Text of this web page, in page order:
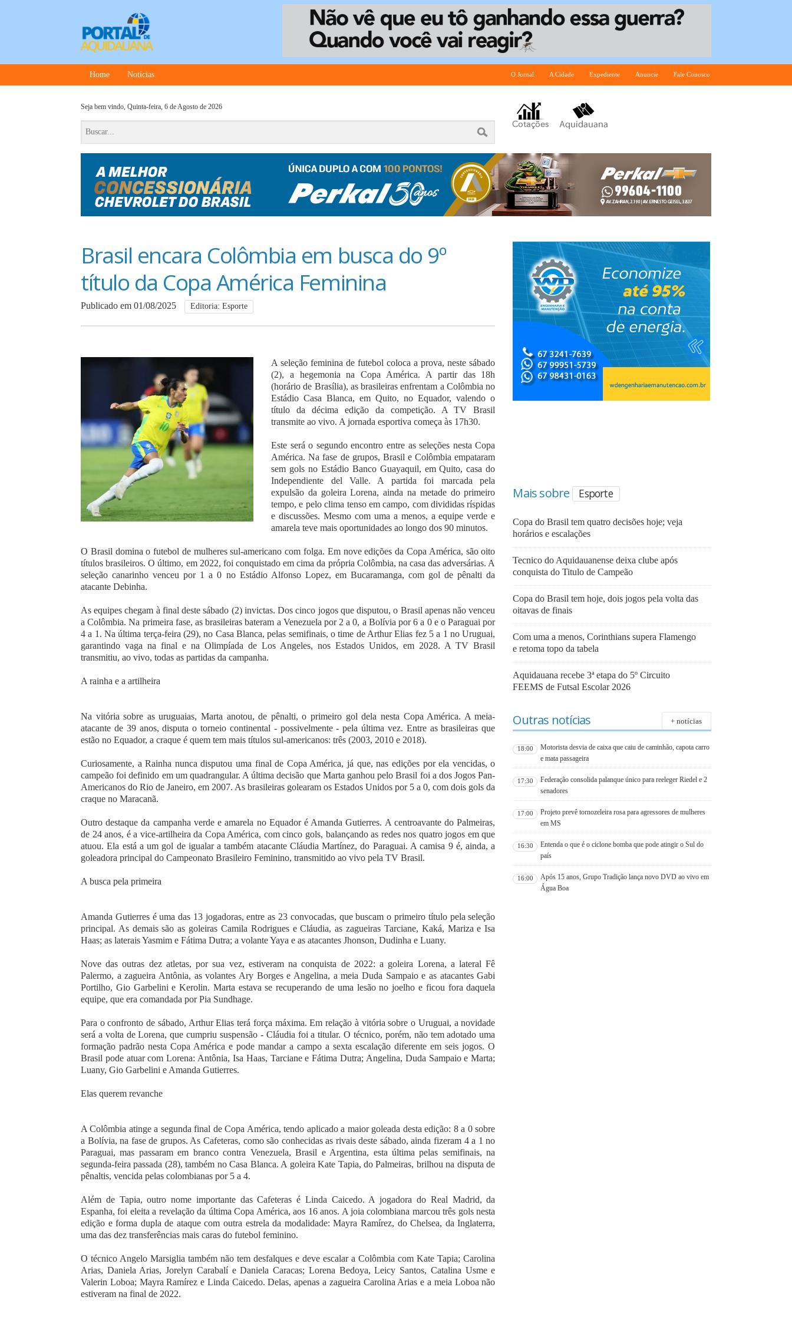
Home Notícias O Jornal A Cidade Expediente Anuncie Fale Conosco
Seja bem vindo, Quinta-feira, 6 de Agosto de 2026
Brasil encara Colômbia em busca do 9º
título da Copa América Feminina
Publicado em 01/08/2025 Editoria: Esporte
A seleção feminina de futebol coloca a prova, neste sábado
(2), a hegemonia na Copa América. A partir das 18h
(horário de Brasília), as brasileiras enfrentam a Colômbia no
Estádio Casa Blanca, em Quito, no Equador, valendo o
título da décima edição da competição. A TV Brasil
transmite ao vivo. A jornada esportiva começa às 17h30.
Este será o segundo encontro entre as seleções nesta Copa
América. Na fase de grupos, Brasil e Colômbia empataram
sem gols no Estádio Banco Guayaquil, em Quito, casa do
Independiente del Valle. A partida foi marcada pela
expulsão da goleira Lorena, ainda na metade do primeiro
tempo, e pelo clima tenso em campo, com divididas ríspidas
e discussões. Mesmo com uma a menos, a equipe verde e
amarela teve mais oportunidades ao longo dos 90 minutos.
O Brasil domina o futebol de mulheres sul-americano com folga. Em nove edições da Copa América, são oito
títulos brasileiros. O último, em 2022, foi conquistado em cima da própria Colômbia, na casa das adversárias. A
seleção canarinho venceu por 1 a 0 no Estádio Alfonso Lopez, em Bucaramanga, com gol de pênalti da
atacante Debinha.
As equipes chegam à final deste sábado (2) invictas. Dos cinco jogos que disputou, o Brasil apenas não venceu
a Colômbia. Na primeira fase, as brasileiras bateram a Venezuela por 2 a 0, a Bolívia por 6 a 0 e o Paraguai por
4 a 1. Na última terça-feira (29), no Casa Blanca, pelas semifinais, o time de Arthur Elias fez 5 a 1 no Uruguai,
garantindo vaga na final e na Olimpíada de Los Angeles, nos Estados Unidos, em 2028. A TV Brasil
transmitiu, ao vivo, todas as partidas da campanha.
A rainha e a artilheira
Na vitória sobre as uruguaias, Marta anotou, de pênalti, o primeiro gol dela nesta Copa América. A meia-
atacante de 39 anos, disputa o torneio continental - possivelmente - pela última vez. Entre as brasileiras que
estão no Equador, a craque é quem tem mais títulos sul-americanos: três (2003, 2010 e 2018).
Curiosamente, a Rainha nunca disputou uma final de Copa América, já que, nas edições por ela vencidas, o
campeão foi definido em um quadrangular. A última decisão que Marta ganhou pelo Brasil foi a dos Jogos Pan-
Americanos do Rio de Janeiro, em 2007. As brasileiras golearam os Estados Unidos por 5 a 0, com dois gols da
craque no Maracanã.
Outro destaque da campanha verde e amarela no Equador é Amanda Gutierres. A centroavante do Palmeiras,
de 24 anos, é a vice-artilheira da Copa América, com cinco gols, balançando as redes nos quatro jogos em que
atuou. Ela está a um gol de igualar a também atacante Cláudia Martínez, do Paraguai. A camisa 9 é, ainda, a
goleadora principal do Campeonato Brasileiro Feminino, transmitido ao vivo pela TV Brasil.
A busca pela primeira
Amanda Gutierres é uma das 13 jogadoras, entre as 23 convocadas, que buscam o primeiro título pela seleção
principal. As demais são as goleiras Camila Rodrigues e Cláudia, as zagueiras Tarciane, Kaká, Mariza e Isa
Haas; as laterais Yasmim e Fátima Dutra; a volante Yaya e as atacantes Jhonson, Dudinha e Luany.
Nove das outras dez atletas, por sua vez, estiveram na conquista de 2022: a goleira Lorena, a lateral Fê
Palermo, a zagueira Antônia, as volantes Ary Borges e Angelina, a meia Duda Sampaio e as atacantes Gabi
Portilho, Gio Garbelini e Kerolin. Marta estava se recuperando de uma lesão no joelho e ficou fora daquela
equipe, que era comandada por Pia Sundhage.
Para o confronto de sábado, Arthur Elias terá força máxima. Em relação à vitória sobre o Uruguai, a novidade
será a volta de Lorena, que cumpriu suspensão - Cláudia foi a titular. O técnico, porém, não tem adotado uma
formação padrão nesta Copa América e pode mandar a campo a sexta escalação diferente em seis jogos. O
Brasil pode atuar com Lorena: Antônia, Isa Haas, Tarciane e Fátima Dutra; Angelina, Duda Sampaio e Marta;
Luany, Gio Garbelini e Amanda Gutierres.
Elas querem revanche
A Colômbia atinge a segunda final de Copa América, tendo aplicado a maior goleada desta edição: 8 a 0 sobre
a Bolívia, na fase de grupos. As Cafeteras, como são conhecidas as rivais deste sábado, ainda fizeram 4 a 1 no
Paraguai, mas passaram em branco contra Venezuela, Brasil e Argentina, esta última pelas semifinais, na
segunda-feira passada (28), também no Casa Blanca. A goleira Kate Tapia, do Palmeiras, brilhou na disputa de
pênaltis, vencida pelas colombianas por 5 a 4.
Além de Tapia, outro nome importante das Cafeteras é Linda Caicedo. A jogadora do Real Madrid, da
Espanha, foi eleita a revelação da última Copa América, aos 16 anos. A joia colombiana marcou três gols nesta
edição e forma dupla de ataque com outra estrela da modalidade: Mayra Ramírez, do Chelsea, da Inglaterra,
uma das dez transferências mais caras do futebol feminino.
O técnico Angelo Marsiglia também não tem desfalques e deve escalar a Colômbia com Kate Tapia; Carolina
Arias, Daniela Arias, Jorelyn Carabalí e Daniela Caracas; Lorena Bedoya, Leicy Santos, Catalina Usme e
Valerin Loboa; Mayra Ramírez e Linda Caicedo. Delas, apenas a zagueira Carolina Arias e a meia Loboa não
estiveram na final de 2022.
Mais sobre Esporte
Copa do Brasil tem quatro decisões hoje; veja
horários e escalações
Tecnico do Aquidauanense deixa clube após
conquista do Titulo de Campeão
Copa do Brasil tem hoje, dois jogos pela volta das
oitavas de finais
Com uma a menos, Corinthians supera Flamengo
e retoma topo da tabela
Aquidauana recebe 3ª etapa do 5º Circuito
FEEMS de Futsal Escolar 2026
Outras notícias + notícias
18:00
Motorista desvia de caixa que caiu de caminhão, capota carro
e mata passageira
17:30
Federação consolida palanque único para reeleger Riedel e 2
senadores
17:00
Projeto prevê tornozeleira rosa para agressores de mulheres
em MS
16:30
Entenda o que é o ciclone bomba que pode atingir o Sul do
país
16:00
Após 15 anos, Grupo Tradição lança novo DVD ao vivo em
Água Boa